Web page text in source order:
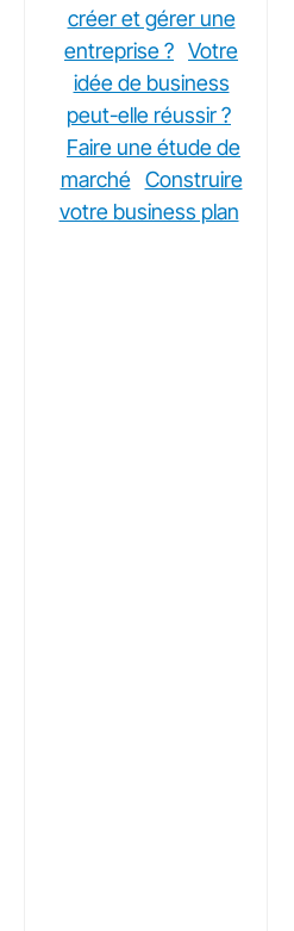
créer et gérer une
entreprise ? Votre
idée de business
peut-elle réussir ?
Faire une étude de
marché Construire
votre business plan